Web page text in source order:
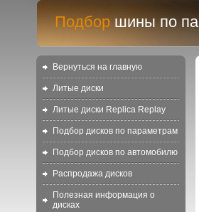
Подбор шины по
Вернуться на главную
Литые диски
Литые диски Replica Replay
Подбор дисков по параметрам
Подбор дисков по автомобилю
Распродажа дисков
Полезная информация о
дисках